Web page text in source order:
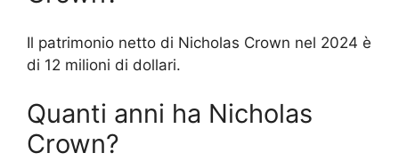
Il patrimonio netto di Nicholas Crown nel 2024 è
di 12 milioni di dollari.
Quanti anni ha Nicholas
Crown?